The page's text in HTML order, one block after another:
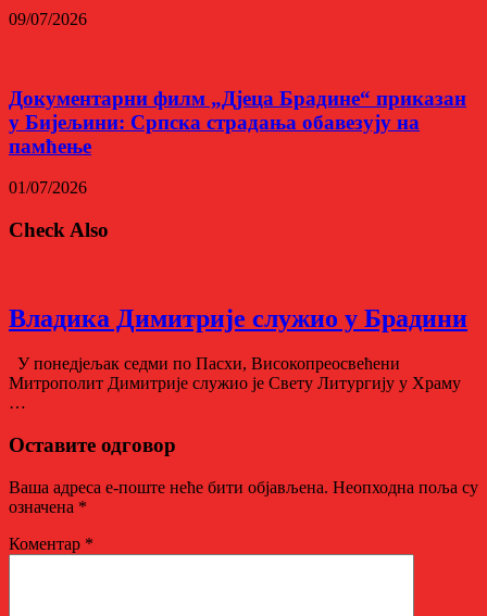
09/07/2026
Документарни филм „Дјеца Брадине“ приказан
у Бијељини: Српска страдања обавезују на
памћење
01/07/2026
Check Also
Владика Димитрије служио у Брадини
У понедјељак седми по Пасхи, Високопреосвећени
Митрополит Димитрије служио је Свету Литургију у Храму
…
Оставите одговор
Ваша адреса е-поште неће бити објављена. Неопходна поља су
означена *
Коментар *